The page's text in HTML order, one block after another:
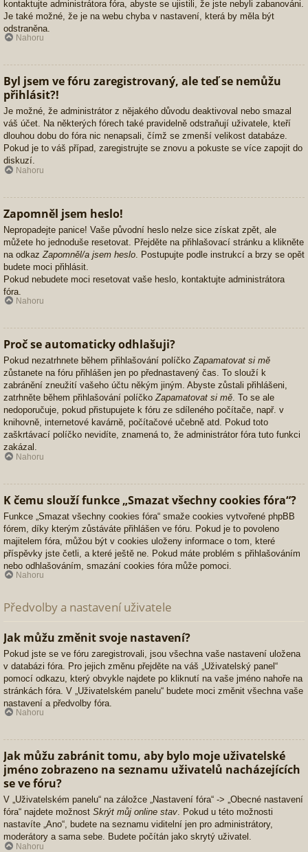
kontaktujte administrátora fóra, abyste se ujistili, že jste nebyli zabanováni.
Je také možné, že je na webu chyba v nastavení, která by měla být
odstraněna.
Nahoru
Byl jsem ve fóru zaregistrovaný, ale teď se nemůžu
přihlásit?!
Je možné, že administrátor z nějakého důvodu deaktivoval nebo smazal
váš účet. Na některých fórech také pravidelně odstraňují uživatele, kteří
dlouhou dobu do fóra nic nenapsali, čímž se zmenší velikost databáze.
Pokud je to váš případ, zaregistrujte se znovu a pokuste se více zapojit do
diskuzí.
Nahoru
Zapomněl jsem heslo!
Nepropadejte panice! Vaše původní heslo nelze sice získat zpět, ale
můžete ho jednoduše resetovat. Přejděte na přihlašovací stránku a klikněte
na odkaz Zapomněl/a jsem heslo . Postupujte podle instrukcí a brzy se opět
budete moci přihlásit.
Pokud nebudete moci resetovat vaše heslo, kontaktujte administrátora
fóra.
Nahoru
Proč se automaticky odhlašuji?
Pokud nezatrhnete během přihlašování políčkoZapamatovat si mě
zůstanete na fóru přihlášen jen po přednastavený čas. To slouží k
zabránění zneužití vašeho účtu někým jiným. Abyste zůstali přihlášeni,
zatrhněte během přihlašování políčkoZapamatovat si mě. To se ale
nedoporučuje, pokud přistupujete k fóru ze sdíleného počítače, např. v
knihovně, internetové kavárně, počítačové učebně atd. Pokud toto
zaškrtávací políčko nevidíte, znamená to, že administrátor fóra tuto funkci
zakázal.
Nahoru
K čemu slouží funkce „Smazat všechny cookies fóra“?
Funkce „Smazat všechny cookies fóra“ smaže cookies vytvořené phpBB
fórem, díky kterým zůstáváte přihlášen ve fóru. Pokud je to povoleno
majitelem fóra, můžou být v cookies uloženy informace o tom, které
příspěvky jste četli, a které ještě ne. Pokud máte problém s přihlašováním
nebo odhlašováním, smazání cookies fóra může pomoci.
Nahoru
Předvolby a nastavení uživatele
Jak můžu změnit svoje nastavení?
Pokud jste se ve fóru zaregistrovali, jsou všechna vaše nastavení uložena
v databázi fóra. Pro jejich změnu přejděte na váš „Uživatelský panel“
pomocí odkazu, který obvykle najdete po kliknutí na vaše jméno nahoře na
stránkách fóra. V „Uživatelském panelu“ budete moci změnit všechna vaše
nastavení a předvolby fóra.
Nahoru
Jak můžu zabránit tomu, aby bylo moje uživatelské
jméno zobrazeno na seznamu uživatelů nacházejících
se ve fóru?
V „Uživatelském panelu“ na záložce „Nastavení fóra“ -> „Obecné nastavení
fóra“ najdete možnost Skrýt můj online stav. Pokud u této možnosti
nastavíte „Ano“, budete na seznamu viditelní jen pro administrátory,
moderátory a sama sebe. Budete počítán jako skrytý uživatel.
Nahoru